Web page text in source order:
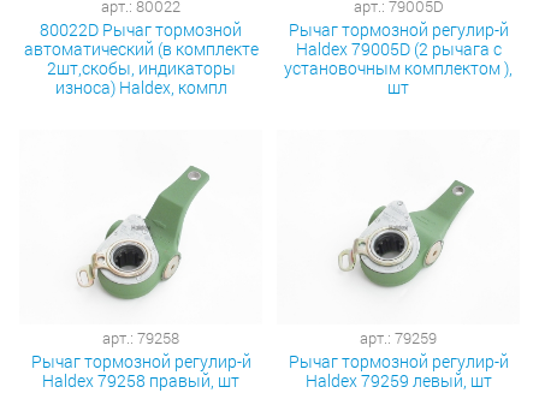
арт.: 80022
80022D Рычаг тормозной
автоматический (в комплекте
2шт,скобы, индикаторы
износа) Haldex, компл
арт.: 79005D
Рычаг тормозной регулир-й
Haldex 79005D (2 рычага с
установочным комплектом ),
шт
арт.: 79258
Рычаг тормозной регулир-й
Haldex 79258 правый, шт
арт.: 79259
Рычаг тормозной регулир-й
Haldex 79259 левый, шт